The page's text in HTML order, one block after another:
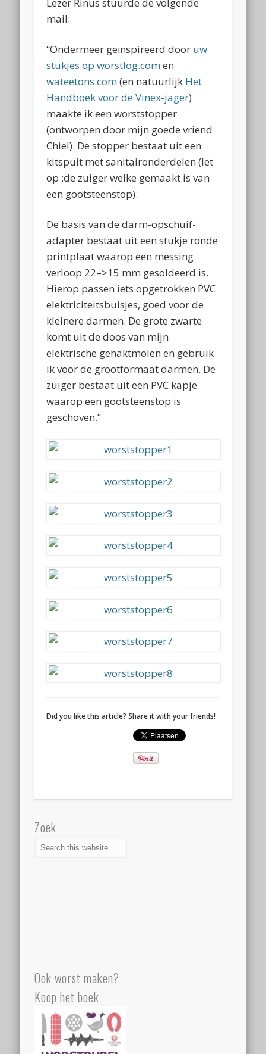
mail:
“Ondermeer geïnspireerd door uw
stukjes op worstlog.comen
wateetons.com(en natuurlijk Het
Handboek voor de Vinex-jager)
maakte ik een worststopper
(ontworpen door mijn goede vriend
Chiel). De stopper bestaat uit een
kitspuit met sanitaironderdelen (let
op :de zuiger welke gemaakt is van
een gootsteenstop).
De basis van de darm-opschuif-
adapter bestaat uit een stukje ronde
printplaat waarop een messing
verloop 22–>15 mm gesoldeerd is.
Hierop passen iets opgetrokken PVC
elektriciteitsbuisjes, goed voor de
kleinere darmen. De grote zwarte
komt uit de doos van mijn
elektrische gehaktmolen en gebruik
ik voor de grootformaat darmen. De
zuiger bestaat uit een PVC kapje
waarop een gootsteenstop is
geschoven.”
Did you like this article? Share it with your friends!
Zoek
Ook worst maken?
Koop het boek